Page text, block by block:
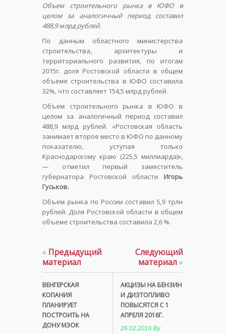
Объем строительного рынка в ЮФО в
целом за аналогичный период составил
488,9 млрд рублей.
По данным областного министерства
строительства, архитектуры и
территориального развития, по итогам
2015г. доля Ростовской области в общем
объеме строительства в ЮФО составила
32%, что составляет 154,5 млрд рублей.
Объем строительного рынка в ЮФО в
целом за аналогичный период составил
488,9 млрд рублей. «Ростовская область
занимает второе место в ЮФО по данному
показателю, уступая только
Краснодарскому краю (225,5 миллиарда)»,
— отметил первый заместитель
губернатора Ростовской области Игорь
Гуськов.
Объем рынка по России составил 5,9 трлн
рублей. Доля Ростовской области в общем
объеме строительства составила 2,6 %.
« Предыдущий
материал
ВЕНГЕРСКАЯ
КОПАНИЯ
ПЛАНИРУЕТ
ПОСТРОИТЬ НА
ДОНУ МЭОК
Следующий
материал»
АКЦИЗЫ НА БЕНЗИН
И ДИЗТОПЛИВО
ПОВЫСЯТСЯ С 1
АПРЕЛЯ 2016Г.
26.02.2016 By